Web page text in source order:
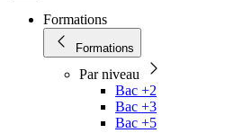
Formations
Formations
Par niveau
Bac +2
Bac +3
Bac +5